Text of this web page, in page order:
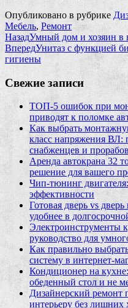
Опубликовано в рубрике
Мебель, Ремонт
НазадУмный дом и хозяин в
ВпередУнитаз с функцией
гигиены
Свежие записи
ТОП-5 ошибок при
приводят к поломке
Как выбрать
класс напряжения ВЛ:
снабженцев и прорабов
Аренда автокрана 32
решение для вашего
Чип‑тюнинг
эффективности
Готовая дверь vs
удобнее в
Электроинструменты
руководство для
Как правильно
систему в
Кондиционер на
обеденный стол и не
Дизайнерский ремонт
интерьеру без лишних